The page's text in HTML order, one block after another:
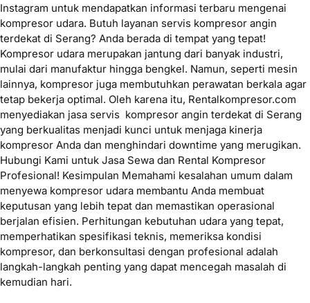
Instagram untuk mendapatkan informasi terbaru mengenai
kompresor udara. Butuh layanan servis kompresor angin
terdekat di Serang? Anda berada di tempat yang tepat!
Kompresor udara merupakan jantung dari banyak industri,
mulai dari manufaktur hingga bengkel. Namun, seperti mesin
lainnya, kompresor juga membutuhkan perawatan berkala agar
tetap bekerja optimal. Oleh karena itu, Rentalkompresor.com
menyediakan jasa servis kompresor angin terdekat di Serang
yang berkualitas menjadi kunci untuk menjaga kinerja
kompresor Anda dan menghindari downtime yang merugikan.
Hubungi Kami untuk Jasa Sewa dan Rental Kompresor
Profesional! Kesimpulan Memahami kesalahan umum dalam
menyewa kompresor udara membantu Anda membuat
keputusan yang lebih tepat dan memastikan operasional
berjalan efisien. Perhitungan kebutuhan udara yang tepat,
memperhatikan spesifikasi teknis, memeriksa kondisi
kompresor, dan berkonsultasi dengan profesional adalah
langkah-langkah penting yang dapat mencegah masalah di
kemudian hari.